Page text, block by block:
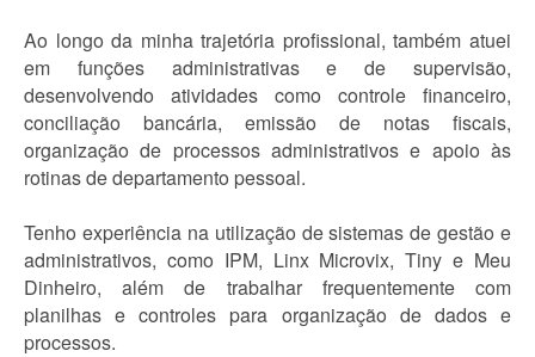
Ao longo da minha trajetória profissional, também atuei
em funções administrativas e de supervisão,
desenvolvendo atividades como controle financeiro,
conciliação bancária, emissão de notas fiscais,
organização de processos administrativos e apoio às
rotinas de departamento pessoal.
Tenho experiência na utilização de sistemas de gestão e
administrativos, como IPM, Linx Microvix, Tiny e Meu
Dinheiro, além de trabalhar frequentemente com
planilhas e controles para organização de dados e
processos.